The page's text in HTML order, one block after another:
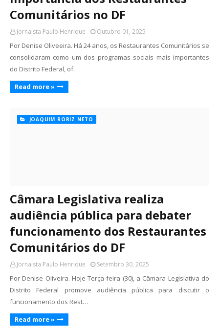
Comunitários no DF
Jornaista Paulo Henrique Outubro 01, 2025
Por Denise Oliveeira. Há 24 anos, os Restaurantes Comunitários se
consolidaram como um dos programas sociais mais importantes
do Distrito Federal, of…
Read more »
JOAQUIM RORIZ NETO
Câmara Legislativa realiza
audiência pública para debater
funcionamento dos Restaurantes
Comunitários do DF
Jornaista Paulo Henrique Setembro 30, 2025
Por Denise Oliveira. Hoje Terça-feira (30), a Câmara Legislativa do
Distrito Federal promove audiência pública para discutir o
funcionamento dos Rest…
Read more »